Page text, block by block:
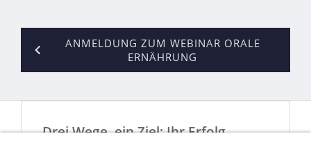
ANMELDUNG ZUM WEBINAR ORALE
ERNÄHRUNG
Drei Wege, ein Ziel: Ihr Erfolg